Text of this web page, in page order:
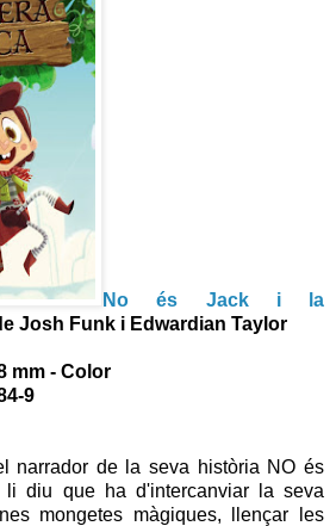
No és Jack i la
Josh Funk i Edwardian Taylor
mm - Color
9
narrador de la seva història NO és
li diu que ha d'intercanviar la seva
mongetes màgiques, llençar les